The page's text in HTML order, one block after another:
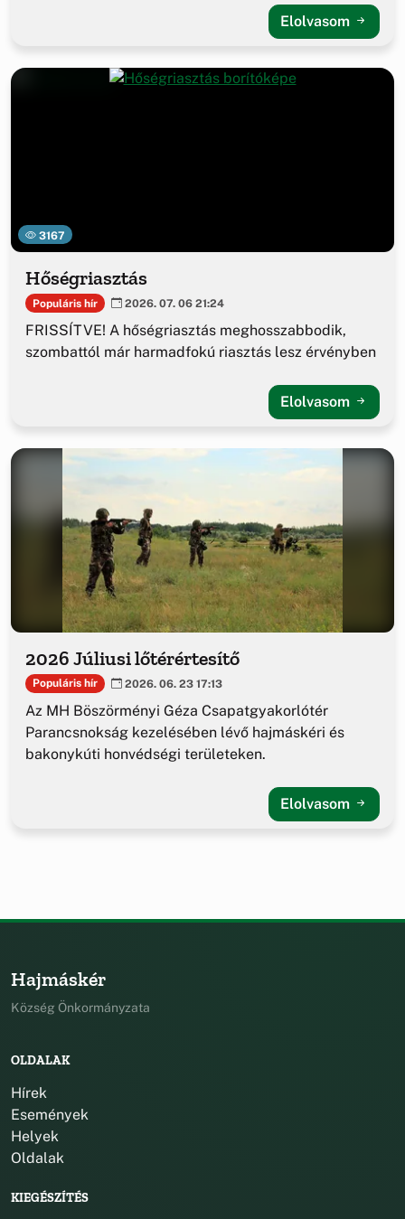
Elolvasom
3167
Hőségriasztás
Populáris hír 2026. 07. 06 21:24
FRISSÍTVE! A hőségriasztás meghosszabbodik,
szombattól már harmadfokú riasztás lesz érvényben
Elolvasom
2026 Júliusi lőtérértesítő
Populáris hír 2026. 06. 23 17:13
Az MH Böszörményi Géza Csapatgyakorlótér
Parancsnokság kezelésében lévő hajmáskéri és
bakonykúti honvédségi területeken.
Elolvasom
Hajmáskér
Község Önkormányzata
OLDALAK
Hírek
Események
Helyek
Oldalak
KIEGÉSZÍTÉS